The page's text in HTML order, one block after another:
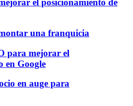
el posicionamiento de
una franquicia
para mejorar el
en Google
en auge para